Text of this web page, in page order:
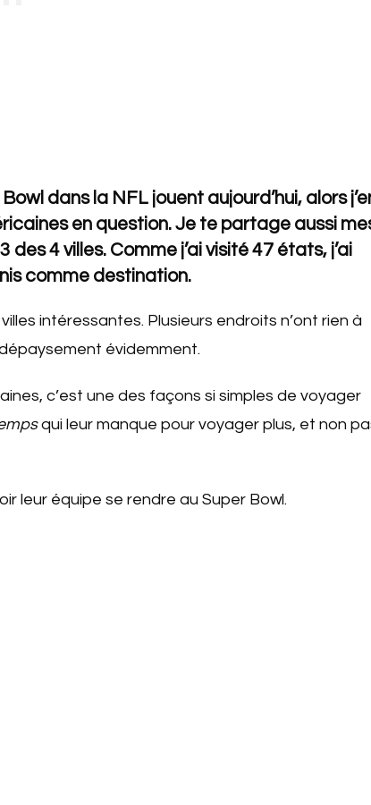
dans la NFL jouent aujourd’hui, alors
en question. Je te partage aussi
4 villes. Comme j’ai visité 47 états, j’ai
comme destination.
intéressantes. Plusieurs endroits n’ont rien à
évidemment.
c’est une des façons si simples de voyager
qui leur manque pour voyager plus, et non
leur équipe se rendre au Super Bowl.